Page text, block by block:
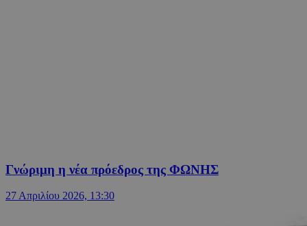
Γνώριμη η νέα πρόεδρος της ΦΩΝΗΣ
27 Απριλίου 2026, 13:30